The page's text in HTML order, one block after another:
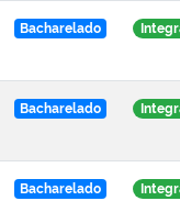
Bacharelado
Bacharelado
Bacharelado